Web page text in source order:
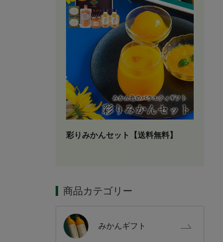
彩りみかんセット【送料無料】
商品カテゴリー
みかんギフト